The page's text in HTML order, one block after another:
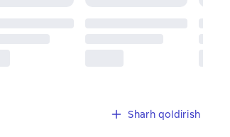
Sharh qoldirish